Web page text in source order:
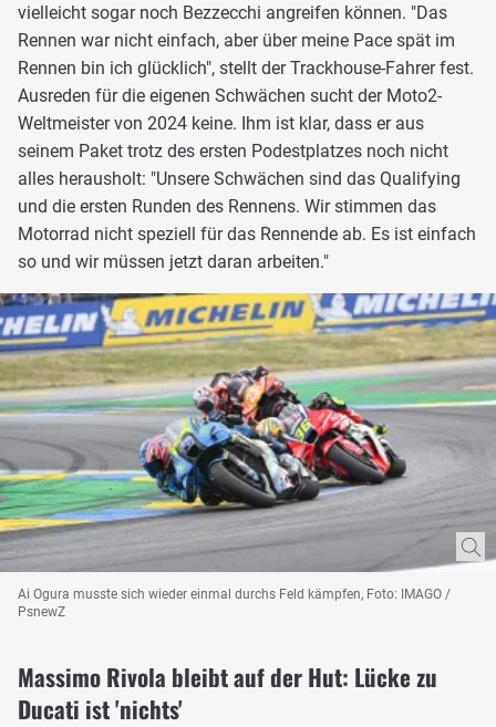
vielleicht sogar noch Bezzecchi angreifen können. "Das
Rennen war nicht einfach, aber über meine Pace spät im
Rennen bin ich glücklich", stellt der Trackhouse-Fahrer fest.
Ausreden für die eigenen Schwächen sucht der Moto2-
Weltmeister von 2024 keine. Ihm ist klar, dass er aus
seinem Paket trotz des ersten Podestplatzes noch nicht
alles herausholt: "Unsere Schwächen sind das Qualifying
und die ersten Runden des Rennens. Wir stimmen das
Motorrad nicht speziell für das Rennende ab. Es ist einfach
so und wir müssen jetzt daran arbeiten."
Ai Ogura musste sich wieder einmal durchs Feld kämpfen, Foto: IMAGO /
PsnewZ
Massimo Rivola bleibt auf der Hut: Lücke zu
Ducati ist 'nichts'